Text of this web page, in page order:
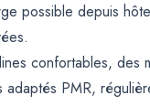
possible depuis
confortables, des
adaptés PMR,